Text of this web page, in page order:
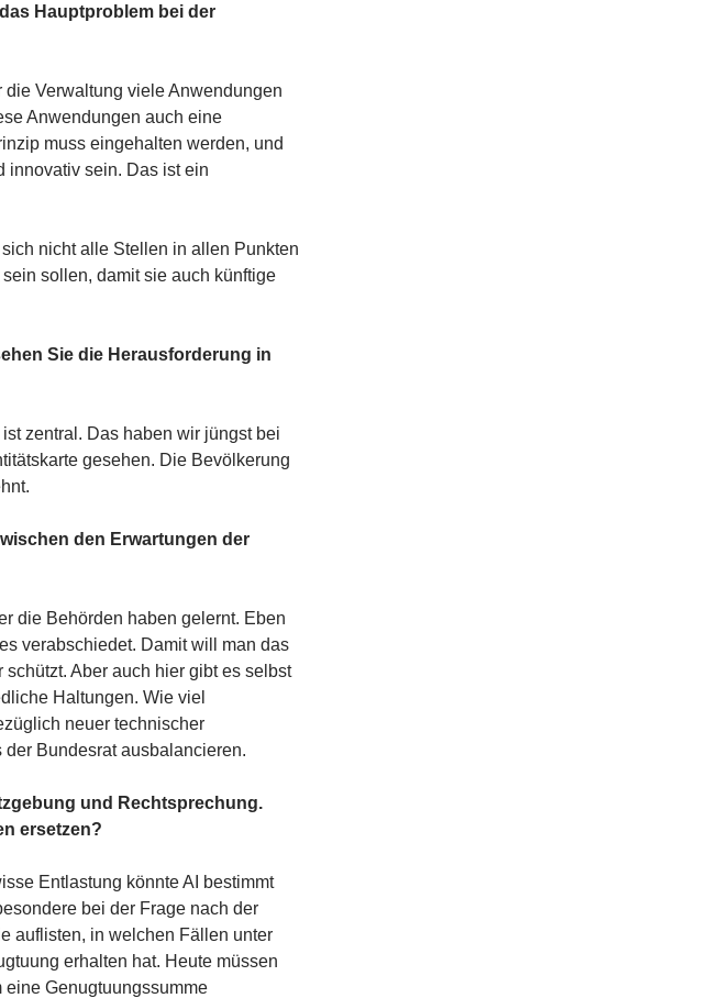
Hauptproblem bei der
Verwaltung viele Anwendungen
Anwendungen auch eine
muss eingehalten werden, und
innovativ sein. Das ist ein
nicht alle Stellen in allen Punkten
sollen, damit sie auch künftige
Sie die Herausforderung in
zentral. Das haben wir jüngst bei
gesehen. Die Bevölkerung
den Erwartungen der
die Behörden haben gelernt. Eben
verabschiedet. Damit will man das
Aber auch hier gibt es selbst
Haltungen. Wie viel
neuer technischer
Bundesrat ausbalancieren.
und Rechtsprechung.
ersetzen?
Entlastung könnte AI bestimmt
bei der Frage nach der
auflisten, in welchen Fällen unter
erhalten hat. Heute müssen
Genugtuungssumme